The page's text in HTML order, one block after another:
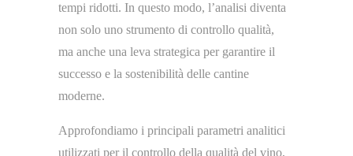
tempi ridotti. In questo modo, l’analisi diventa
non solo uno strumento di controllo qualità,
ma anche una leva strategica per garantire il
successo e la sostenibilità delle cantine
moderne.
레플리카 시계
Approfondiamo i principali parametri analitici
utilizzati per il controllo della qualità del vino,